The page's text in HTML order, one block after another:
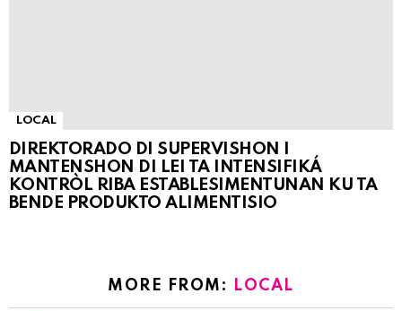
LOCAL
DIREKTORADO DI SUPERVISHON I
MANTENSHON DI LEI TA INTENSIFIKÁ
KONTRÒL RIBA ESTABLESIMENTUNAN KU TA
BENDE PRODUKTO ALIMENTISIO
MORE FROM: LOCAL